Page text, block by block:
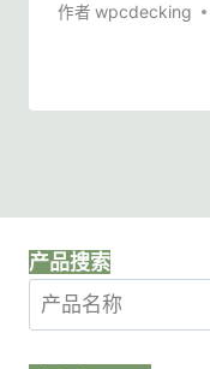
作者 wpcdecking
产品搜索